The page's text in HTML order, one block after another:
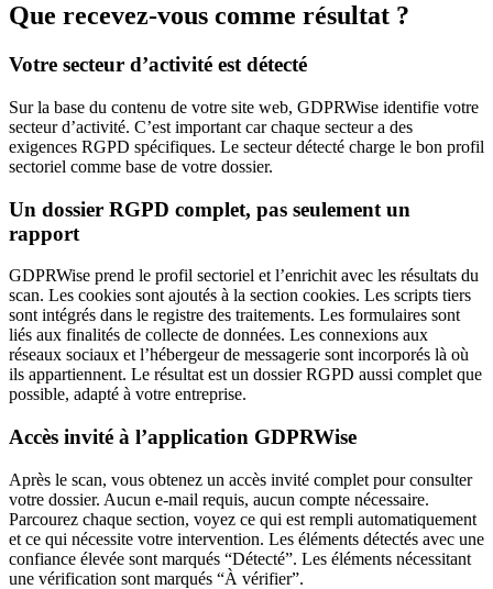
Que recevez-vous comme résultat ?
Votre secteur d’activité est détecté
Sur la base du contenu de votre site web, GDPRWise identifie votre
secteur d’activité. C’est important car chaque secteur a des
exigences RGPD spécifiques. Le secteur détecté charge le bon profil
sectoriel comme base de votre dossier.
Un dossier RGPD complet, pas seulement un
rapport
GDPRWise prend le profil sectoriel et l’enrichit avec les résultats du
scan. Les cookies sont ajoutés à la section cookies. Les scripts tiers
sont intégrés dans le registre des traitements. Les formulaires sont
liés aux finalités de collecte de données. Les connexions aux
réseaux sociaux et l’hébergeur de messagerie sont incorporés là où
ils appartiennent. Le résultat est un dossier RGPD aussi complet que
possible, adapté à votre entreprise.
Accès invité à l’application GDPRWise
Après le scan, vous obtenez un accès invité complet pour consulter
votre dossier. Aucun e-mail requis, aucun compte nécessaire.
Parcourez chaque section, voyez ce qui est rempli automatiquement
et ce qui nécessite votre intervention. Les éléments détectés avec une
confiance élevée sont marqués “Détecté”. Les éléments nécessitant
une vérification sont marqués “À vérifier”.